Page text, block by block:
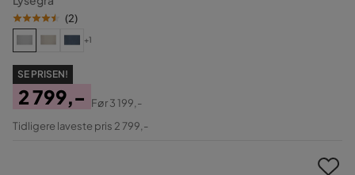
(2)
+1
SE PRISEN!
Pris
2 799,-
Original
Før3 199,-
Tidligere laveste pris 2 799,-